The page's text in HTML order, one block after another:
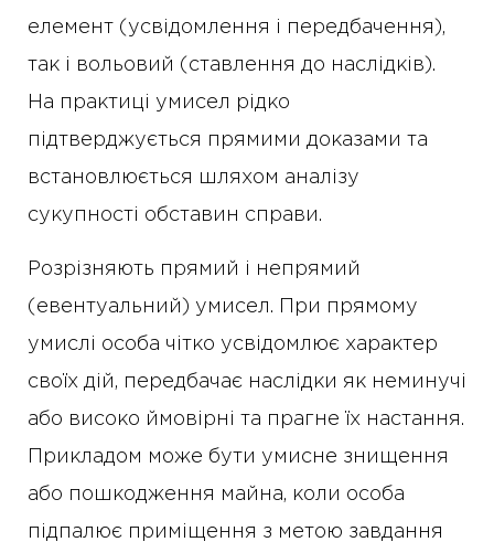
елемент (усвідомлення і передбачення),
так і вольовий (ставлення до наслідків).
На практиці умисел рідко
підтверджується прямими доказами та
встановлюється шляхом аналізу
сукупності обставин справи.
Розрізняють прямий і непрямий
(евентуальний) умисел. При прямому
умислі особа чітко усвідомлює характер
своїх дій, передбачає наслідки як неминучі
або високо ймовірні та прагне їх настання.
Прикладом може бути умисне знищення
або пошкодження майна, коли особа
підпалює приміщення з метою завдання